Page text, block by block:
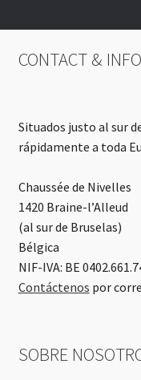
CONTACT & INFO
Situados justo al sur
rápidamente a toda
Chaussée de Nivelles
1420 Braine-l’Alleud
(al sur de Bruselas)
Bélgica
NIF-IVA: BE
Contáctenos por
SOBRE